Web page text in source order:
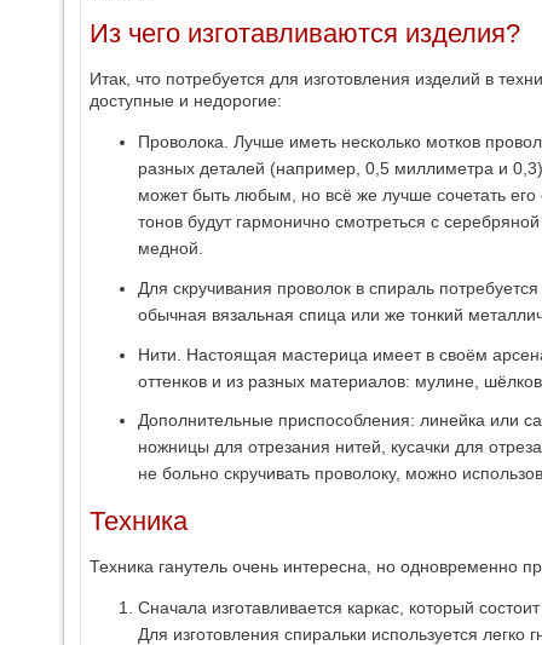
Из чего изготавливаются изделия?
Итак, что потребуется для изготовления изделий в
доступные и недорогие:
Проволока. Лучше иметь несколько мотков
разных деталей (например, 0,5 миллиметра и
может быть любым, но всё же лучше сочетать его
тонов будут гармонично смотреться с
медной.
Для скручивания проволок в спираль
обычная вязальная спица или же тонкий
Нити. Настоящая мастерица имеет в своём
оттенков и из разных материалов: мулине,
Дополнительные приспособления: линейка или
ножницы для отрезания нитей, кусачки для
не больно скручивать проволоку, можно
Техника
Техника ганутель очень интересна, но одновременно
Сначала изготавливается каркас, который
Для изготовления спиральки используется легко